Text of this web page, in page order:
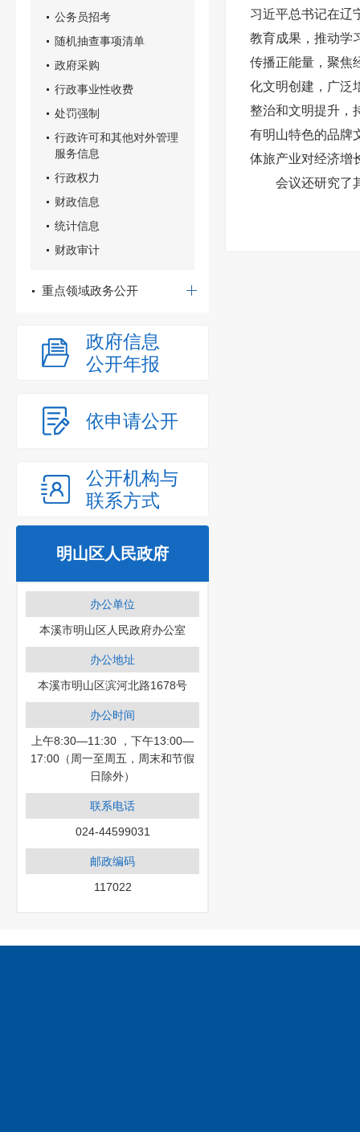
公务员招考
随机抽查事项清单
政府采购
行政事业性收费
处罚强制
行政许可和其他对外管理
服务信息
行政权力
财政信息
统计信息
财政审计
重点领域政务公开
政府信息
公开年报
依申请公开
公开机构与
联系方式
明山区人民政府
办公单位
本溪市明山区人民政府办公室
办公地址
本溪市明山区滨河北路1678号
办公时间
上午8:30—11:30 ，下午13:00—
17:00（周一至周五，周末和节假
日除外）
联系电话
024-44599031
邮政编码
117022
习近平总书记在辽
教育成果，推动学
传播正能量，聚焦
化文明创建，广泛
整治和文明提升，
有明山特色的品牌
体旅产业对经济增
会议还研究了